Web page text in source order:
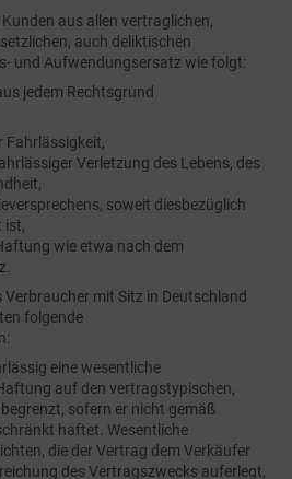
aus allen vertraglichen,
auch deliktischen
und Aufwendungsersatz wie folgt:
jedem Rechtsgrund
Fahrlässigkeit,
Verletzung des Lebens, des
soweit diesbezüglich
ist,
wie etwa nach dem
Verbraucher mit Sitz in Deutschland
folgende
eine wesentliche
auf den vertragstypischen,
sofern er nicht gemäß
haftet. Wesentliche
die der Vertrag dem Verkäufer
des Vertragszwecks auferlegt,